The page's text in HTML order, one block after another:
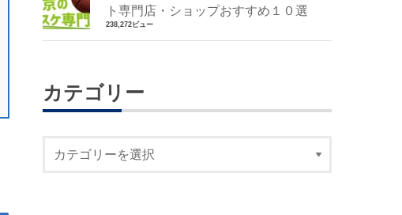
ト専門店・ショップおすすめ１０選
238,272ビュー
カテゴリー